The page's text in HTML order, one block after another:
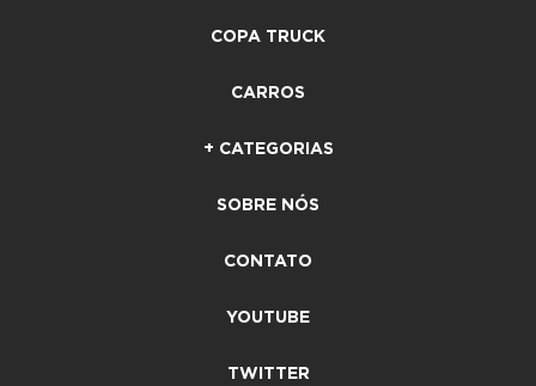
COPA TRUCK
CARROS
+ CATEGORIAS
SOBRE NÓS
CONTATO
YOUTUBE
TWITTER